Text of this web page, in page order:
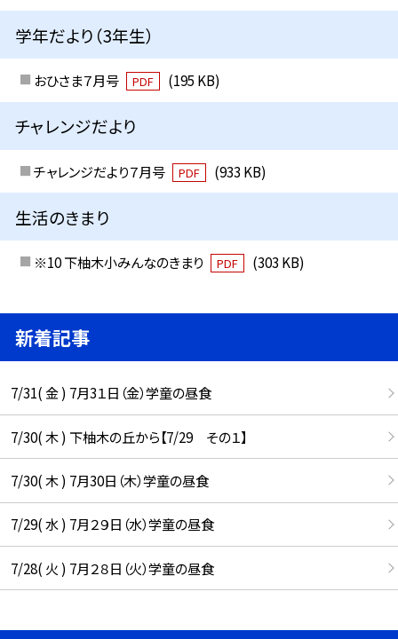
学年だより（3年生）
おひさま７月号 PDF (195 KB)
チャレンジだより
チャレンジだより７月号 PDF (933 KB)
生活のきまり
※10 下柚木小みんなのきまり PDF (303 KB)
新着記事
7/31( 金 ) 7月3１日（金）学童の昼食
7/30( 木 ) 下柚木の丘から【7/29 その１】
7/30( 木 ) 7月30日（木）学童の昼食
7/29( 水 ) 7月２９日（水）学童の昼食
7/28( 火 ) 7月２８日（火）学童の昼食